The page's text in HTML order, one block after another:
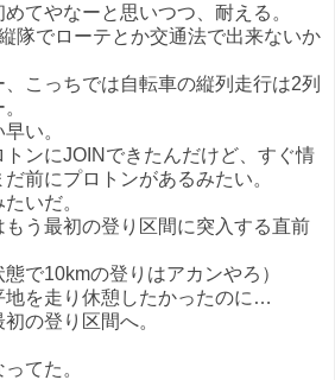
てやなーと思いつつ、耐える。
隊でローテとか交通法で出来ないか
こっちでは自転車の縦列走行は2列
い。
ンにJOINできたんだけど、すぐ情
前にプロトンがあるみたい。
いだ。
う最初の登り区間に突入する直前
態で10kmの登りはアカンやろ）
地を走り休憩したかったのに…
の登り区間へ。
てた。